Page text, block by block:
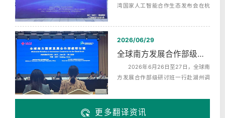
湾国家人工智能合作生态发布会在杭
了...
2026/06/29
全球南方发展合作部级研讨班赴湖州调研翻译服务
2026年6月26日至27日，全球南
方发展合作部级研讨班一行赴湖州调
罗、埃...
更多翻译资讯